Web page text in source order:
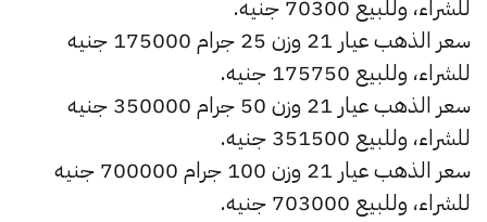
للشراء، وللبيع 70300 جنيه.
سعر الذهب عيار 21 وزن 25 جرام 175000 جنيه
للشراء، وللبيع 175750 جنيه.
سعر الذهب عيار 21 وزن 50 جرام 350000 جنيه
للشراء، وللبيع 351500 جنيه.
سعر الذهب عيار 21 وزن 100 جرام 700000 جنيه
للشراء، وللبيع 703000 جنيه.